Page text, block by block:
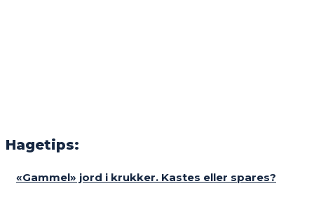
Hagetips:
«Gammel» jord i krukker. Kastes eller spares?